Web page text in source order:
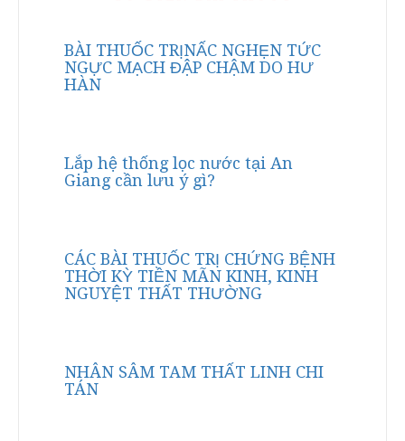
BÀI THUỐC TRỊNẤC NGHẸN TỨC
NGỰC MẠCH ĐẬP CHẬM DO HƯ
HÀN
Lắp hệ thống lọc nước tại An
Giang cần lưu ý gì?
CÁC BÀI THUỐC TRỊ CHỨNG BỆNH
THỜI KỲ TIỀN MÃN KINH, KINH
NGUYỆT THẤT THƯỜNG
NHÂN SÂM TAM THẤT LINH CHI
TÁN